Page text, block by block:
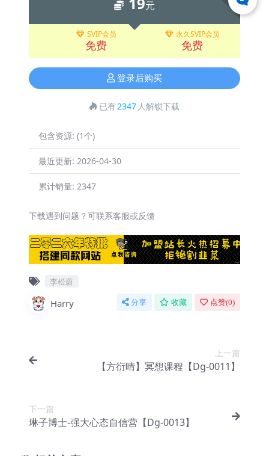
元
SVIP会员
免费
永久SVIP会员
免费
登录后购买
已有2347 人解锁下载
包含资源: (1个)
最近更新: 2026-04-30
累计销量: 2347
下载遇到问题？可联系客服或反馈
李松蔚
Harry 分享 收藏 点赞(0)
上一篇
【方衍晴】冥想课程【Dg-0011】
下一篇
琳子博士-强大心态自信营【Dg-0013】